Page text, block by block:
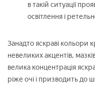
в такій ситуації
освітлення і
Занадто яскраві кольори
невеликих акцентів,
велика концентрація
ріже очі і призводить до